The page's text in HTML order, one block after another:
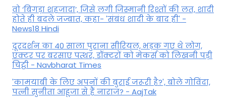
वो ‘बिगड़ा शहजादा’, जिसे लगी जिस्मानी रिश्तों की लत, शादी
होते ही बदले जज्बात, कहा- 'संबंध शादी के बाद ही' -
News18 Hindi
दूरदर्शन का 40 साला पुराना सीरियल, भड़क गए थे लोग,
एक्टर पर बरसाए पत्थर, डॉक्टरों को मेकर्स को लिखनी पड़ी
चिट्ठी - Navbharat Times
'कामयाबी के लिए अपनों की बुराई जरूरी है?', बोले गोविंदा,
पत्नी सुनीता आहूजा से हैं नाराज? - AajTak